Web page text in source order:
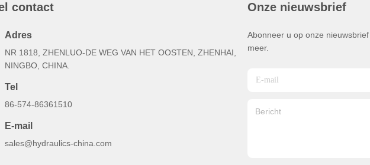
contact
Adres
NR 1818, ZHENLUO-DE WEG VAN HET OOSTEN, ZHENHAI,
NINGBO, CHINA.
Tel
86-574-86361510
E-mail
sales@hydraulics-china.com
Onze nieuwsbrief
Abonneer u op onze
meer.